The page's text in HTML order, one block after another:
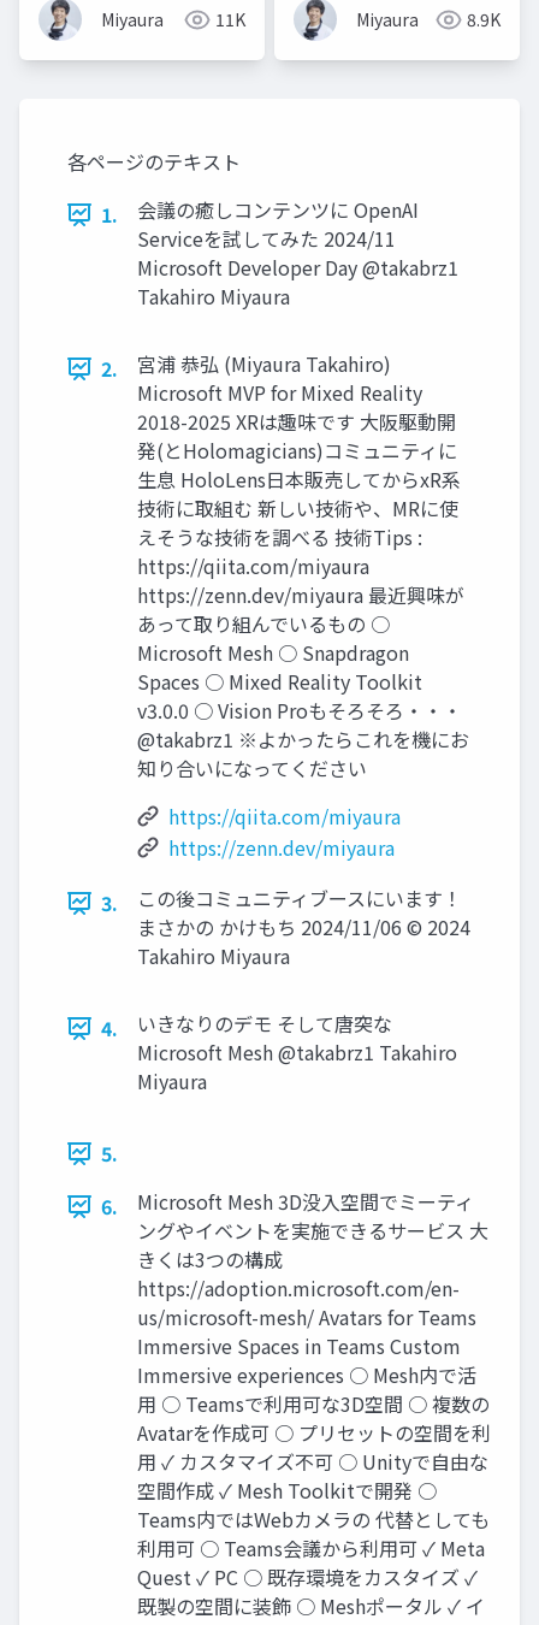
Miyaura 11K Miyaura 8.9K
各ページのテキスト
1.
会議の癒しコンテンツに OpenAI
Serviceを試してみた 2024/11
Microsoft Developer Day @takabrz1
Takahiro Miyaura
2.
宮浦 恭弘 (Miyaura Takahiro)
Microsoft MVP for Mixed Reality
2018-2025 XRは趣味です 大阪駆動開
発(とHolomagicians)コミュニティに
生息 HoloLens日本販売してからxR系
技術に取組む 新しい技術や、MRに使
えそうな技術を調べる 技術Tips :
https://qiita.com/miyaura
https://zenn.dev/miyaura 最近興味が
あって取り組んでいるもの ○
Microsoft Mesh ○ Snapdragon
Spaces ○ Mixed Reality Toolkit
v3.0.0 ○ Vision Proもそろそろ・・・
@takabrz1 ※よかったらこれを機にお
知り合いになってください
https://qiita.com/miyaura
https://zenn.dev/miyaura
3.
この後コミュニティブースにいます！
まさかの かけもち 2024/11/06 © 2024
Takahiro Miyaura
4.
いきなりのデモ そして唐突な
Microsoft Mesh @takabrz1 Takahiro
Miyaura
5.
6.
Microsoft Mesh 3D没入空間でミーティ
ングやイベントを実施できるサービス 大
きくは3つの構成
https://adoption.microsoft.com/en-
us/microsoft-mesh/ Avatars for Teams
Immersive Spaces in Teams Custom
Immersive experiences ○ Mesh内で活
用 ○ Teamsで利用可な3D空間 ○ 複数の
Avatarを作成可 ○ プリセットの空間を利
用 ✓ カスタマイズ不可 ○ Unityで自由な
空間作成 ✓ Mesh Toolkitで開発 ○
Teams内ではWebカメラの 代替としても
利用可 ○ Teams会議から利用可 ✓ Meta
Quest ✓ PC ○ 既存環境をカスタイズ ✓
既製の空間に装飾 ○ Meshポータル ✓ イ